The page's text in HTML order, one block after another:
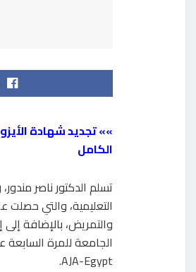
الكامل
تسلم الدكتور ناصر
التعليمية، والتي حصلت
الجامعة للمرة السابعة
AJA-Egypt.